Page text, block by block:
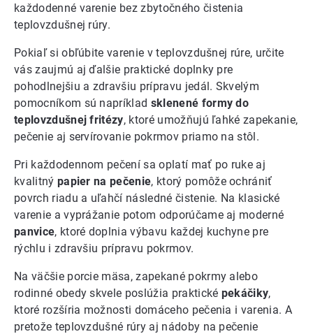
každodenné varenie bez zbytočného čistenia
teplovzdušnej rúry.
Pokiaľ si obľúbite varenie v teplovzdušnej rúre, určite
vás zaujmú aj ďalšie praktické doplnky pre
pohodlnejšiu a zdravšiu prípravu jedál. Skvelým
pomocníkom sú napríklad sklenené formy do
teplovzdušnej fritézy, ktoré umožňujú ľahké zapekanie,
pečenie aj servírovanie pokrmov priamo na stôl.
Pri každodennom pečení sa oplatí mať po ruke aj
kvalitný papier na pečenie, ktorý pomôže ochrániť
povrch riadu a uľahčí následné čistenie. Na klasické
varenie a vyprážanie potom odporúčame aj moderné
panvice, ktoré doplnia výbavu každej kuchyne pre
rýchlu i zdravšiu prípravu pokrmov.
Na väčšie porcie mäsa, zapekané pokrmy alebo
rodinné obedy skvele poslúžia praktické pekáčiky,
ktoré rozšíria možnosti domáceho pečenia i varenia. A
pretože teplovzdušné rúry aj nádoby na pečenie